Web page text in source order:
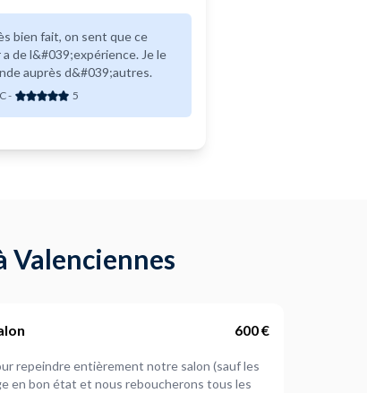
bien fait, on sent que ce
le
auprès d&#039;autres.
- 5
Valenciennes
600 €
repeindre entièrement notre salon (sauf les
en bon état et nous reboucherons tous les